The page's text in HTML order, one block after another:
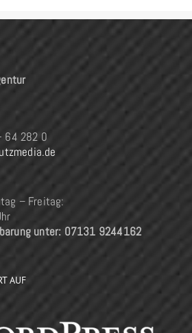
64 282 0
– Freitag:
unter: 07131 9244162
AUF